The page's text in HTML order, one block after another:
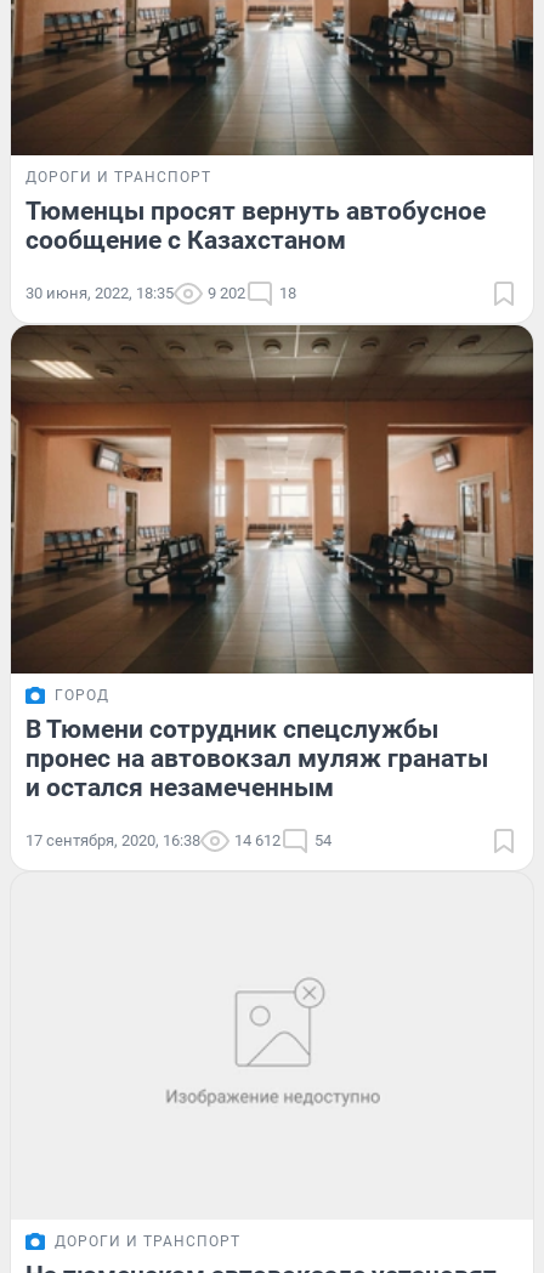
ДОРОГИ И ТРАНСПОРТ
Тюменцы просят вернуть автобусное
сообщение с Казахстаном
30 июня, 2022, 18:35 9 202 18
ГОРОД
В Тюмени сотрудник спецслужбы
пронес на автовокзал муляж гранаты
и остался незамеченным
17 сентября, 2020, 16:38 14 612 54
ДОРОГИ И ТРАНСПОРТ